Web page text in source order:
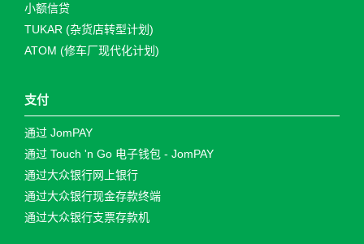
小额信贷
TUKAR (杂货店转型计划)
ATOM (修车厂现代化计划)
支付
通过 JomPAY
通过 Touch 'n Go 电子钱包 - JomPAY
通过大众银行网上银行
通过大众银行现金存款终端
通过大众银行支票存款机